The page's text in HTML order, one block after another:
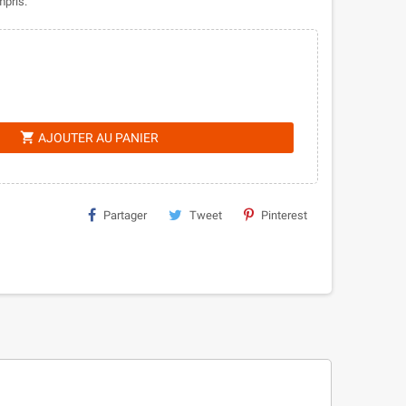
shopping_cart AJOUTER AU PANIER
Partager Tweet Pinterest